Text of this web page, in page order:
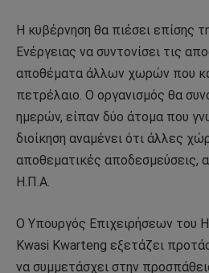
Η κυβέρνηση θα πιέσει επίσης
Ενέργειας να συντονίσει τις
αποθέματα άλλων χωρών που
πετρέλαιο. Ο οργανισμός θα
ημερών, είπαν δύο άτομα που
διοίκηση αναμένει ότι άλλες
αποθεματικές αποδεσμεύσεις,
Η.Π.Α.
Ο Υπουργός Επιχειρήσεων του
Kwasi Kwarteng εξετάζει
να συμμετάσχει στην